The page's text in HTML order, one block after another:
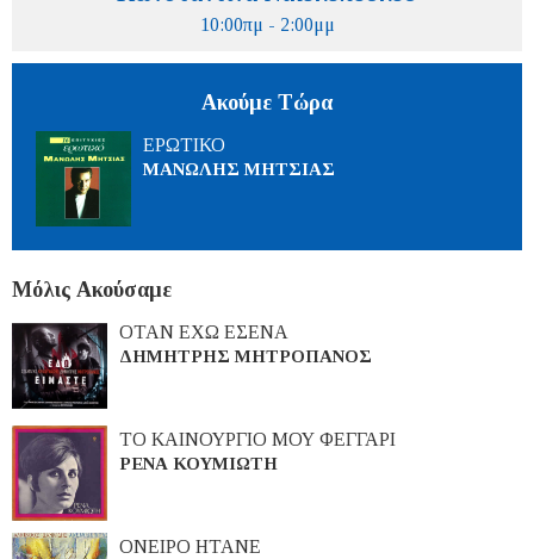
10:00πμ - 2:00μμ
Ακούμε Τώρα
ΕΡΩΤΙΚΟ
ΜΑΝΩΛΗΣ ΜΗΤΣΙΑΣ
Μόλις Ακούσαμε
ΟΤΑΝ ΕΧΩ ΕΣΕΝΑ
ΔΗΜΗΤΡΗΣ ΜΗΤΡΟΠΑΝΟΣ
ΤΟ ΚΑΙΝΟΥΡΓΙΟ ΜΟΥ ΦΕΓΓΑΡΙ
ΡΕΝΑ ΚΟΥΜΙΩΤΗ
ΟΝΕΙΡΟ ΗΤΑΝΕ